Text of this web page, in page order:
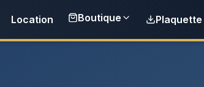
Location Boutique Plaquette